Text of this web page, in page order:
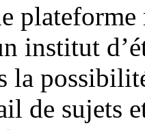
institut
la
de sujets